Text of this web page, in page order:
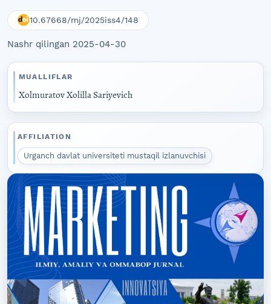
10.67668/mj/2025iss4/148
Nashr qilingan 2025-04-30
MUALLIFLAR
Xolmuratov Xolilla Sariyevich
AFFILIATION
Urganch davlat universiteti mustaqil izlanuvchisi